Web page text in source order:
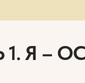
Я –